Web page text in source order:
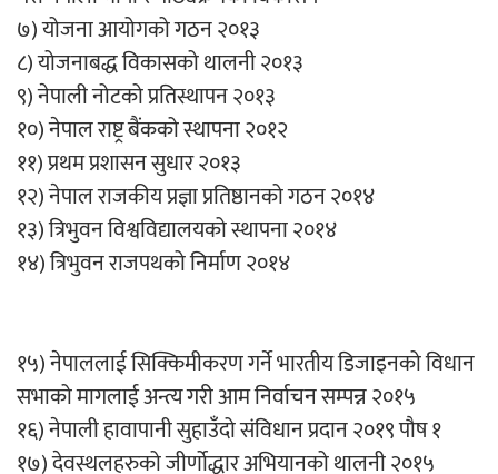
७) योजना आयोगको गठन २०१३
८) योजनाबद्ध विकासको थालनी २०१३
९) नेपाली नोटको प्रतिस्थापन २०१३
१०) नेपाल राष्ट्र बैंकको स्थापना २०१२
११) प्रथम प्रशासन सुधार २०१३
१२) नेपाल राजकीय प्रज्ञा प्रतिष्ठानको गठन २०१४
१३) त्रिभुवन विश्वविद्यालयको स्थापना २०१४
१४) त्रिभुवन राजपथको निर्माण २०१४
१५) नेपाललाई सिक्किमीकरण गर्ने भारतीय डिजाइनको विधान
सभाको मागलाई अन्त्य गरी आम निर्वाचन सम्पन्न २०१५
१६) नेपाली हावापानी सुहाउँदो संविधान प्रदान २०१९ पौष १
१७) देवस्थलहरुको जीर्णोद्धार अभियानको थालनी २०१५